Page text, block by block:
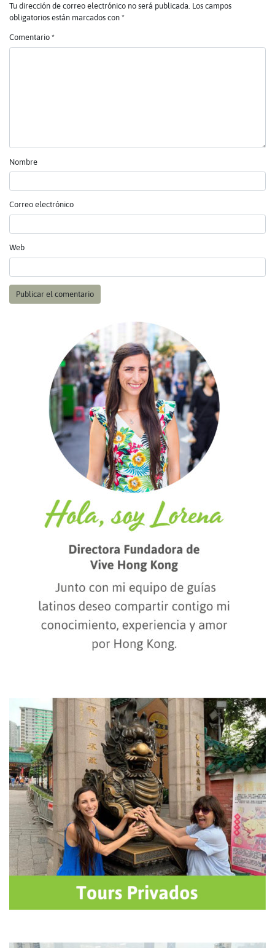
Tu dirección de correo electrónico no será publicada. Los campos
obligatorios están marcados con *
Comentario *
Nombre
Correo electrónico
Web